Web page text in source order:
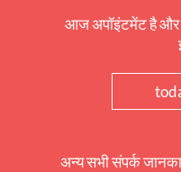
आज अपॉइंटमेंट है और
अन्य सभी संपर्क